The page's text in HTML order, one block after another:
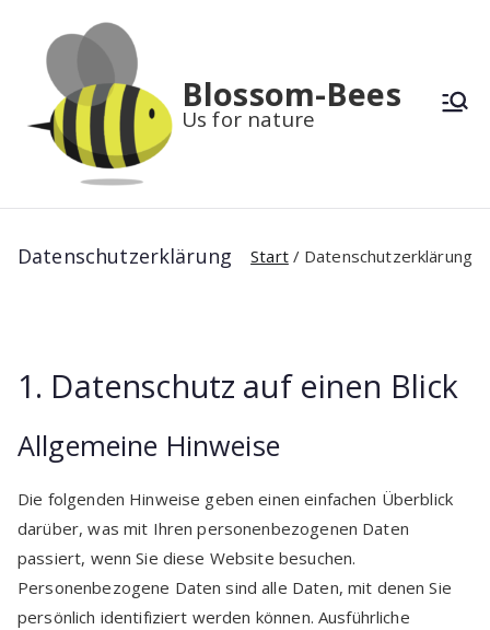
springen
Blossom-Bees
Us for nature
Datenschutzerklärung Start Datenschutzerklärung
1. Datenschutz auf einen Blick
Allgemeine Hinweise
Die folgenden Hinweise geben einen einfachen Überblick
darüber, was mit Ihren personenbezogenen Daten
passiert, wenn Sie diese Website besuchen.
Personenbezogene Daten sind alle Daten, mit denen Sie
persönlich identifiziert werden können. Ausführliche